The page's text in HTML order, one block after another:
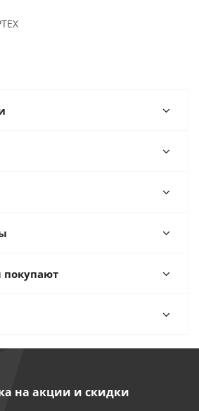
покупают
на акции и скидки